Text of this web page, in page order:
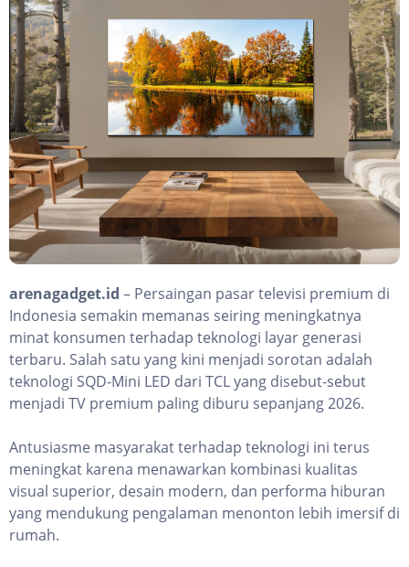
arenagadget.id – Persaingan pasar televisi premium di
Indonesia semakin memanas seiring meningkatnya
minat konsumen terhadap teknologi layar generasi
terbaru. Salah satu yang kini menjadi sorotan adalah
teknologi SQD-Mini LED dari TCL yang disebut-sebut
menjadi TV premium paling diburu sepanjang 2026.
Antusiasme masyarakat terhadap teknologi ini terus
meningkat karena menawarkan kombinasi kualitas
visual superior, desain modern, dan performa hiburan
yang mendukung pengalaman menonton lebih imersif di
rumah.